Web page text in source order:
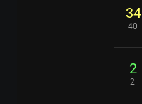
34
40
2
2